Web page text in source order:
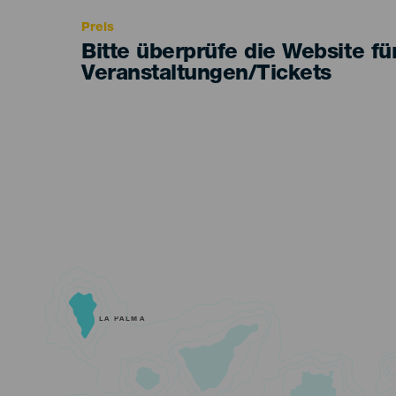
Preis
Bitte überprüfe die Website
Veranstaltungen/Tickets
LA PALMA